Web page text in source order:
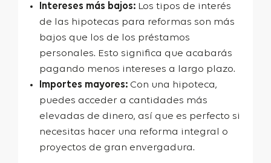
Intereses más bajos: Los tipos de interés
de las hipotecas para reformas son más
bajos que los de los préstamos
personales. Esto significa que acabarás
pagando menos intereses a largo plazo.
Importes mayores: Con una hipoteca,
puedes acceder a cantidades más
elevadas de dinero, así que es perfecto si
necesitas hacer una reforma integral o
proyectos de gran envergadura.